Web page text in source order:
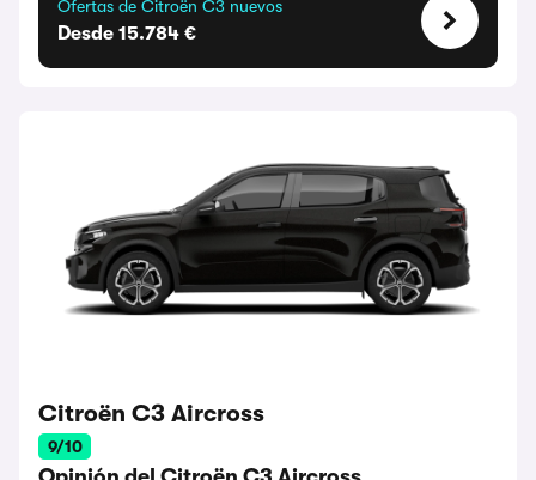
Ofertas de Citroën C3 nuevos
Desde 15.784 €
Citroën C3 Aircross
9/10